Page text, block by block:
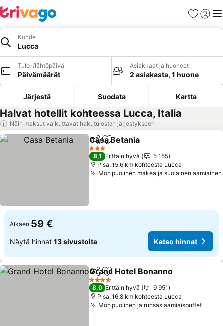
Suosikit
Kohde
Lucca
Tulo-/lähtöpäivä
Päivämäärät
Asiakkaat ja huoneet
2 asiakasta, 1 huone
Järjestä Suodata Kartta
Halvat hotellit kohteessa Lucca, Italia
Näin maksut vaikuttavat hakutulosten järjestykseen
Jaa Lisää suosikkeihin
Casa Betania
3 Tähtiluokitus
8,1 Erittäin hyvä
5 155
Pisa, 15.6 km kohteesta Lucca
Monipuolinen makea ja suolainen aamiainen
Alkaen 59 €
Näytä hinnat 13 sivustolta Katso hinnat
Jaa Lisää suosikkeihin
Grand Hotel Bonanno
4 Tähtiluokitus
8,0 Erittäin hyvä
9 951
Pisa, 16.8 km kohteesta Lucca
Monipuolinen ja runsas aamiaisbuffet